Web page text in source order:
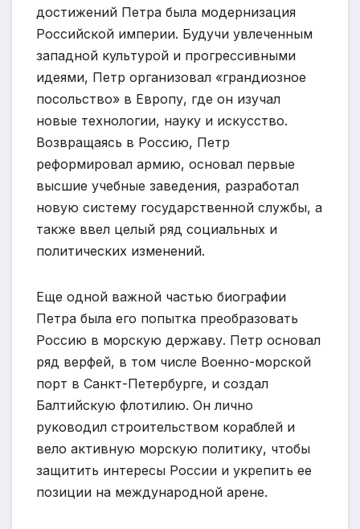
достижений Петра была модернизация
Российской империи. Будучи увлеченным
западной культурой и прогрессивными
идеями, Петр организовал «грандиозное
посольство» в Европу, где он изучал
новые технологии, науку и искусство.
Возвращаясь в Россию, Петр
реформировал армию, основал первые
высшие учебные заведения, разработал
новую систему государственной службы, а
также ввел целый ряд социальных и
политических изменений.
Еще одной важной частью биографии
Петра была его попытка преобразовать
Россию в морскую державу. Петр основал
ряд верфей, в том числе Военно-морской
порт в Санкт-Петербурге, и создал
Балтийскую флотилию. Он лично
руководил строительством кораблей и
вело активную морскую политику, чтобы
защитить интересы России и укрепить ее
позиции на международной арене.